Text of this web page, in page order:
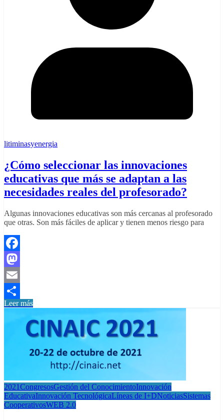
litiminasyenergia
¿Cómo seleccionar las innovaciones
educativas que más se adaptan a las
necesidades reales del profesorado?
Algunas innovaciones educativas son más cercanas al profesorado
que otras. Son más fáciles de aplicar y tienen menos riesgo para
Facebook
Mastodon
Email
Compartir
Leer más
2021CongresosGestión del ConocimientoInnovación
EducativaInnovación TecnológicaLíneas de I+DNoticiasSistemas
CooperativosWEB 2.0